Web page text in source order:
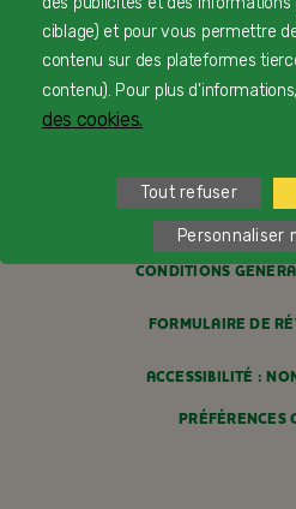
FAQ
POLITIQUE DE
CONDITIONS
FORMULAIRE DE
ACCESSIBILITÉ :
PRÉFÉRENCES
ciblage) et pour vous permettre
contenu sur des plateformes
contenu). Pour plus
des cookies.
Tout refuser
Personnaliser